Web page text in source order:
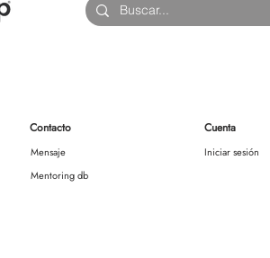
Contacto
Mensaje
Mentoring db
Cuenta
Iniciar sesión